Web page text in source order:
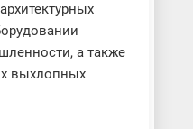
а также
выхлопных